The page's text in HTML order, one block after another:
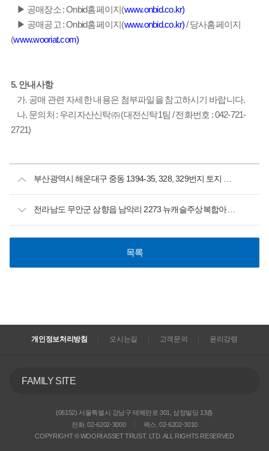
▶ 공매장소 : Onbid홈페이지(www.onbid.co.kr)
▶ 공매공고 : Onbid홈페이지(www.onbid.co.kr)/ 당사홈페이지
(www.wooriat.com)
5. 안내사항
가. 공매 관련 자세한 내용은 첨부파일을 참고하시기 바랍니다.
나. 문의처 : 우리자산신탁㈜ (대전신탁1팀 / 전화번호 : 042-721-
2721)
전라남도 무안군 삼향읍 남악리 2273 뉴캐슬주상복합아파트 제1층 제119호 공매공고
목록
개인정보처리방침 오시는길 고객문의 윤리강령
FAMILY SITE
(06152) 서울특별시 강남구 테헤란로 301, 삼정빌딩 13층
전화. 02-6202-3000
팩스. 02-6202-3010
COPYRIGHT © WOORI ASSET TRUST. LTD. ALL RIGHTS RESERVED